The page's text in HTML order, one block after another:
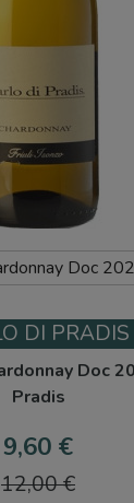
DI PRADIS
Doc
Pradis
9,60 €
12,00 €